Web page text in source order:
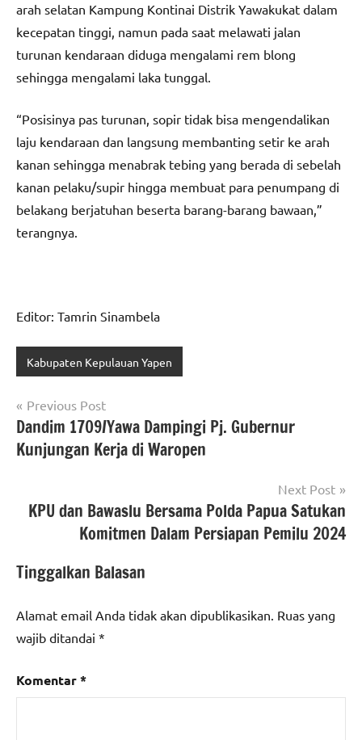
arah selatan Kampung Kontinai Distrik Yawakukat dalam
kecepatan tinggi, namun pada saat melawati jalan
turunan kendaraan diduga mengalami rem blong
sehingga mengalami laka tunggal.
“Posisinya pas turunan, sopir tidak bisa mengendalikan
laju kendaraan dan langsung membanting setir ke arah
kanan sehingga menabrak tebing yang berada di sebelah
kanan pelaku/supir hingga membuat para penumpang di
belakang berjatuhan beserta barang-barang bawaan,”
terangnya.
Editor: Tamrin Sinambela
Kabupaten Kepulauan Yapen
Navigasi
pos
Previous Post
Dandim 1709/Yawa Dampingi Pj. Gubernur
Kunjungan Kerja di Waropen
Next Post
KPU dan Bawaslu Bersama Polda Papua Satukan
Komitmen Dalam Persiapan Pemilu 2024
Tinggalkan Balasan
Alamat email Anda tidak akan dipublikasikan. Ruas yang
wajib ditandai *
Komentar*